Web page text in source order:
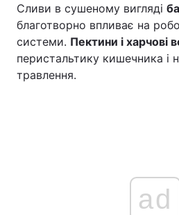
Сливи в сушеному вигляді
благотворно впливає на
системи. Пектини і харчові
перистальтику кишечника і
травлення.
ad